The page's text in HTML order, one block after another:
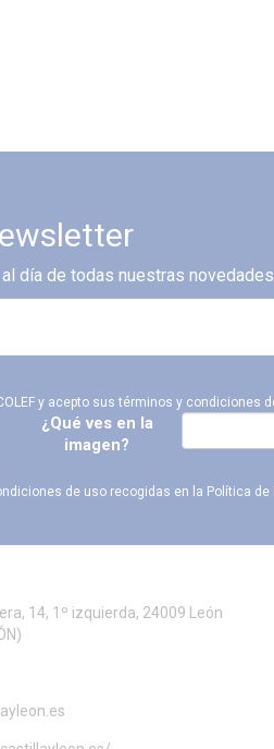
día de todas nuestras novedades
y acepto sus términos y condiciones
¿Qué ves en la
imagen?
de uso recogidas en la Política de
14, 1º izquierda, 24009 León